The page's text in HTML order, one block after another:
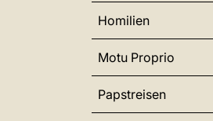
Homilien
Motu Proprio
Papstreisen